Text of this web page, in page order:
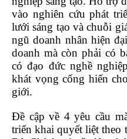
vào nghiên cứu phát
lưới sáng tạo và chuỗi
ngũ doanh nhân hiện
doanh mà còn phải có
có đạo đức nghề
khát vọng cống hiến
giới.
Đề cập về 4 yêu cầu
triển khai quyết liệt theo